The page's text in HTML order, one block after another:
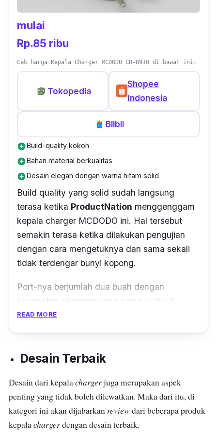
Secara desain juga nampak elegan dan
mewah dengan balutan warna hitam diseluruh
Baseus sengaja mendesainnya dengan
desain yang miring melintang, sehingga dapat
dengan mudah masuk ke segala jenis stop
kontak atau colokkan listrik.
Bodinya solid, terasa ketika diketuk
menggunakan tangan. Bobotnya juga tidak
terlalu berat dan dimensinya pun relatif kecil,
sehingga mudah dibawa bepergian atau
disimpan di tempat penyimpanan. Dalam
paket pembeliannya, kamu akan sekaligus
mendapatkan kartu garansi yang berlaku
selama 12 bulan.
mulai
Rp.85 ribu
Cek harga Kepala Charger MCDODO CH-8910 di bawah ini:
Tokopedia
Shopee
Indonesia
Blibli
add_circleBuild-quality kokoh
add_circleBahan material berkualitas
add_circleDesain elegan dengan warna hitam solid
Build quality yang solid sudah langsung
terasa ketika ProductNation menggenggam
kepala charger MCDODO ini. Hal tersebut
semakin terasa ketika dilakukan pengujian
dengan cara mengetuknya dan sama sekali
tidak terdengar bunyi kopong.
Port-nya berjumlah dua buah dengan
kecepatan
charging
yang sama, yaitu di
angka 18 watt. Kepala
lain sebagainya.
Sama seperti produk lainnya,ProductNation
juga turut melakukan pengujian kecepatan
charging. Pengujian dilakukan terhadap
ponsel Xiaomi Mi 10T Pro 5G yang memiliki
READ MORE
Desain Terbaik
Desain dari kepalachargerjuga merupakan aspek
penting yang tidak boleh dilewatkan. Maka dari itu, di
kategori ini akan dijabarkan reviewdari beberapa produk
kepalachargerdengan desain terbaik.